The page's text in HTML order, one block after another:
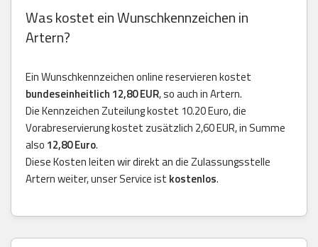
Was kostet ein Wunschkennzeichen in
Artern?
Ein Wunschkennzeichen online reservieren kostet
bundeseinheitlich 12,80 EUR, so auch in Artern.
Die Kennzeichen Zuteilung kostet 10.20 Euro, die
Vorabreservierung kostet zusätzlich 2,60 EUR, in Summe
also 12,80 Euro.
Diese Kosten leiten wir direkt an die Zulassungsstelle
Artern weiter, unser Service ist kostenlos.